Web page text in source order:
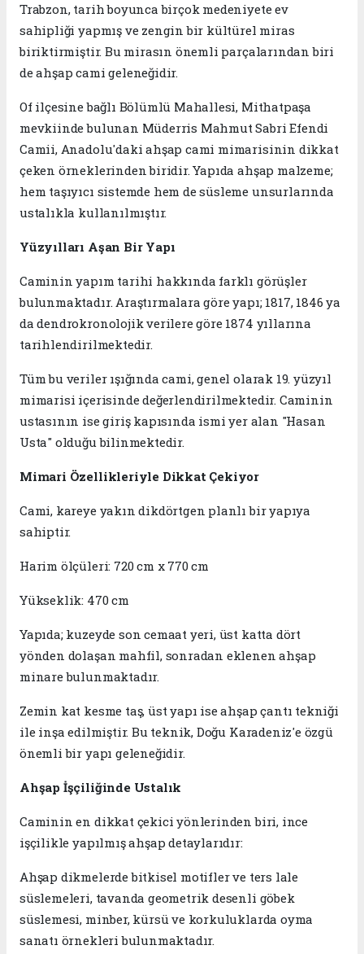
Trabzon, tarih boyunca birçok medeniyete ev
sahipliği yapmış ve zengin bir kültürel miras
biriktirmiştir. Bu mirasın önemli parçalarından biri
de ahşap cami geleneğidir.
Of ilçesine bağlı Bölümlü Mahallesi, Mithatpaşa
mevkiinde bulunan Müderris Mahmut Sabri Efendi
Camii, Anadolu'daki ahşap cami mimarisinin dikkat
çeken örneklerinden biridir. Yapıda ahşap malzeme;
hem taşıyıcı sistemde hem de süsleme unsurlarında
ustalıkla kullanılmıştır.
Yüzyılları Aşan Bir Yapı
Caminin yapım tarihi hakkında farklı görüşler
bulunmaktadır. Araştırmalara göre yapı; 1817, 1846 ya
da dendrokronolojik verilere göre 1874 yıllarına
tarihlendirilmektedir.
Tüm bu veriler ışığında cami, genel olarak 19. yüzyıl
mimarisi içerisinde değerlendirilmektedir. Caminin
ustasının ise giriş kapısında ismi yer alan "Hasan
Usta" olduğu bilinmektedir.
Mimari Özellikleriyle Dikkat Çekiyor
Cami, kareye yakın dikdörtgen planlı bir yapıya
sahiptir.
Harim ölçüleri: 720 cm x 770 cm
Yükseklik: 470 cm
Yapıda; kuzeyde son cemaat yeri, üst katta dört
yönden dolaşan mahfil, sonradan eklenen ahşap
minare bulunmaktadır.
Zemin kat kesme taş, üst yapı ise ahşap çantı tekniği
ile inşa edilmiştir. Bu teknik, Doğu Karadeniz'e özgü
önemli bir yapı geleneğidir.
Ahşap İşçiliğinde Ustalık
Caminin en dikkat çekici yönlerinden biri, ince
işçilikle yapılmış ahşap detaylarıdır:
Ahşap dikmelerde bitkisel motifler ve ters lale
süslemeleri, tavanda geometrik desenli göbek
süslemesi, minber, kürsü ve korkuluklarda oyma
sanatı örnekleri bulunmaktadır.